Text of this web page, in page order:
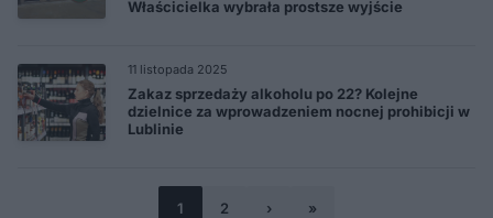
Właścicielka wybrała prostsze wyjście
11 listopada 2025
Zakaz sprzedaży alkoholu po 22? Kolejne
dzielnice za wprowadzeniem nocnej prohibicji w
Lublinie
1 2 › »